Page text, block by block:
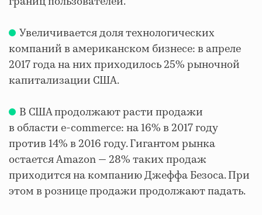
Увеличивается доля технологических
компаний в американском бизнесе: в апреле
2017 года на них приходилось 25% рыночной
капитализации США.
В США продолжают расти продажи
в области e-commerce: на 16% в 2017 году
против 14% в 2016 году. Гигантом рынка
остается Amazon — 28% таких продаж
приходится на компанию Джеффа Безоса. При
этом в рознице продажи продолжают падать.